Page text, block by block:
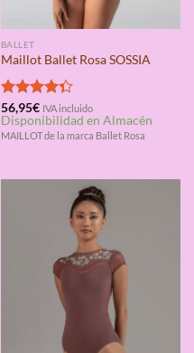
BALLET
Maillot Ballet Rosa SOSSIA
Valorado
con4.33
de 5
56,95€ IVA incluido
Disponibilidad en Almacén
MAILLOT de la marca Ballet Rosa